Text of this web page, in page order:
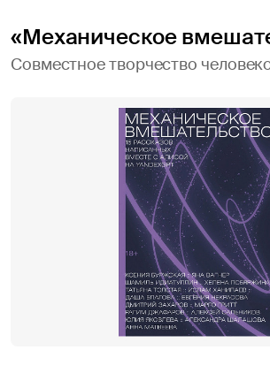
«Механическое
Совместное творчество